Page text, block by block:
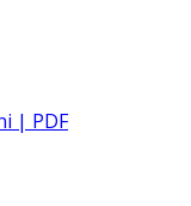
| PDF